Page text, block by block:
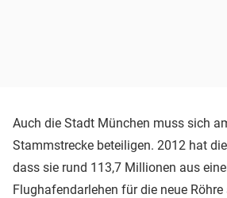
Auch die Stadt München muss sich
Stammstrecke beteiligen. 2012 hat
dass sie rund 113,7 Millionen aus
Flughafendarlehen für die neue